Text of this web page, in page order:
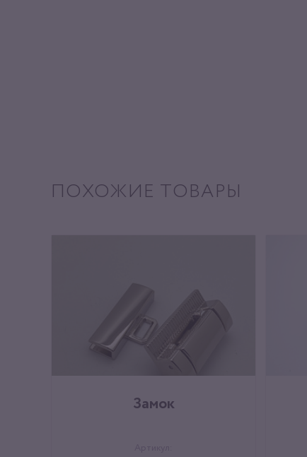
ПОХОЖИЕ ТОВАРЫ
Замок